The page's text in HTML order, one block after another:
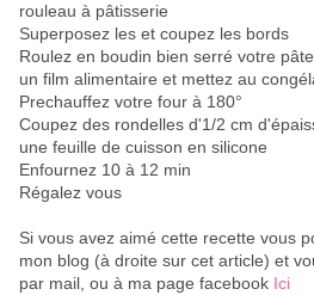
rouleau à pâtisserie
Superposez les et coupez les bords
Roulez en boudin bien serré votre
un film alimentaire et mettez au
Prechauffez votre four à 180°
Coupez des rondelles d'1/2 cm
une feuille de cuisson en silicone
Enfournez 10 à 12 min
Régalez vous
Si vous avez aimé cette recette vous
mon blog (à droite sur cet article) et
par mail, ou à ma page facebook Ici